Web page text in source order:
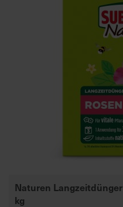
Naturen
kg